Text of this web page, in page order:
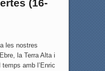
(16-
les nostres
la Terra Alta i
amb l’Enric